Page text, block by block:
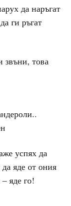
да наръгат
ги ръгат
звъни, това
успях да
яде от ония
яде го!